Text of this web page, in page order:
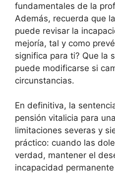
fundamentales de la
Además, recuerda que
puede revisar la
mejoría, tal y como
significa para ti? Que la
puede modificarse si
circunstancias.
En definitiva, la
pensión vitalicia para
limitaciones severas y
práctico: cuando las
verdad, mantener el
incapacidad